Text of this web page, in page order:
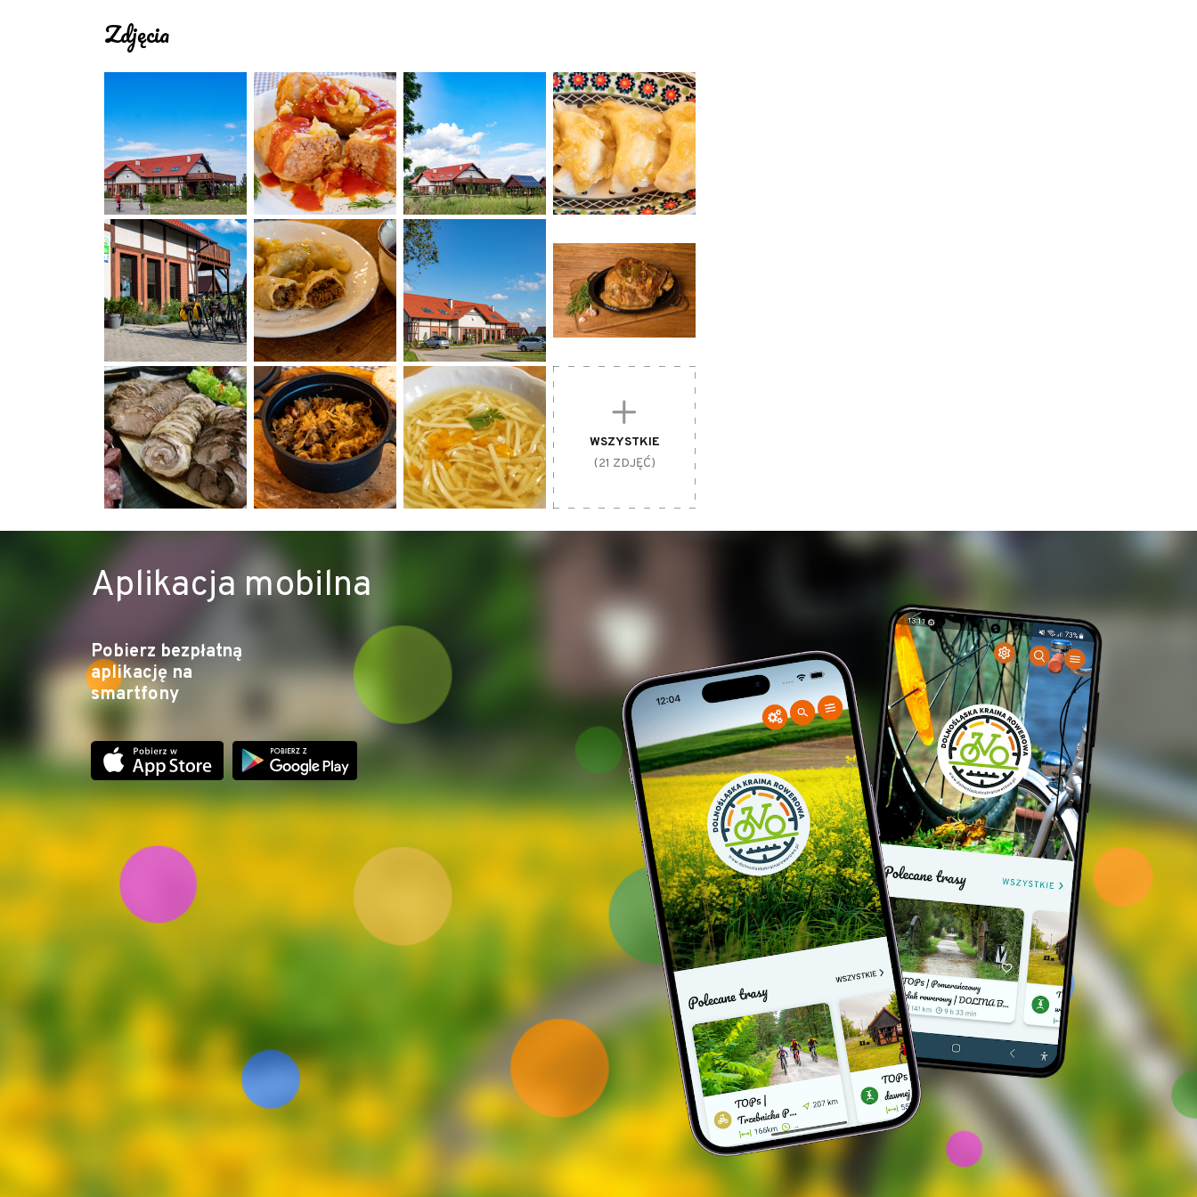
- części zamienne lub lista serwisów
- dostępne narzędzia do prostych napraw
- pełnowartościowe śniadania dla rowerzystów
- oferta lunch pakietów
UDOGODNIENIA:
- możliwość płatności kartą
- bezpłatny dostęp do internetu/ wifi
- zakaz palenia
- bezpłatne materiały informacyjne
- sprzedaż wydawnictw turystycznych
- parking dla aut na dłużej niż 24 h
Zdjęcia
WSZYSTKIE
(21 ZDJĘĆ)
Aplikacja mobilna
Pobierz bezpłatną
aplikację na
smartfony